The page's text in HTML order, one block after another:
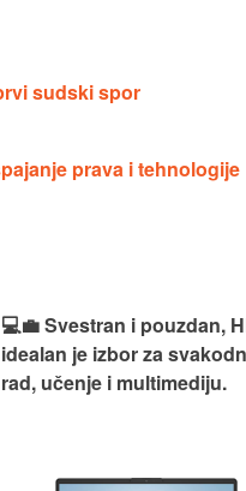
sudski spor
prava i tehnologije
💻💼 Svestran i pouzdan,
idealan je izbor za
rad, učenje i multimediju.